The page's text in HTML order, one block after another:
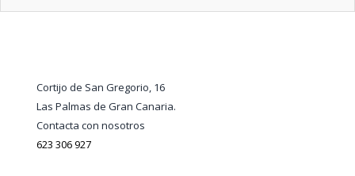
Cortijo de San Gregorio, 16
Las Palmas de Gran Canaria.
Contacta con nosotros
623 306 927